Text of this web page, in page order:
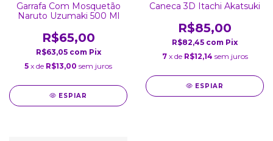
Garrafa Com Mosquetão
Naruto Uzumaki 500 Ml
R$65,00
R$63,05 com Pix
5 x de R$13,00 sem juros
ESPIAR
Caneca 3D Itachi Akatsuki
R$85,00
R$82,45 com Pix
7 x de R$12,14 sem juros
ESPIAR